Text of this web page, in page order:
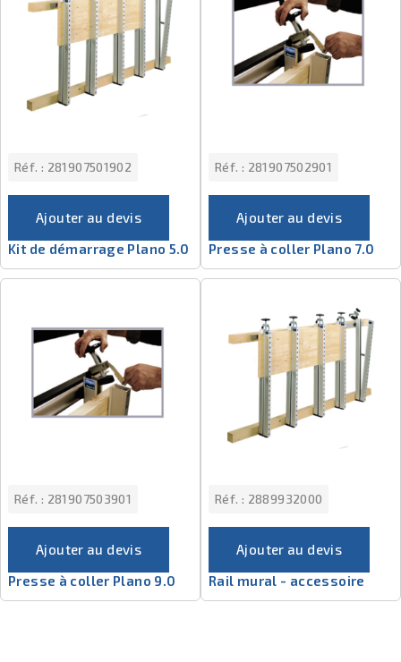
Réf. : 281907501902
Ajouter au devis
Kit de démarrage Plano 5.0
Réf. : 281907502901
Ajouter au devis
Presse à coller Plano 7.0
Réf. : 281907503901
Ajouter au devis
Presse à coller Plano 9.0
Réf. : 2889932000
Ajouter au devis
Rail mural - accessoire